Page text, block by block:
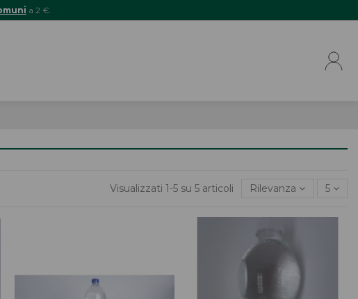
a 2 €.
Visualizzati 1-5 su 5 articoli Rilevanza 5